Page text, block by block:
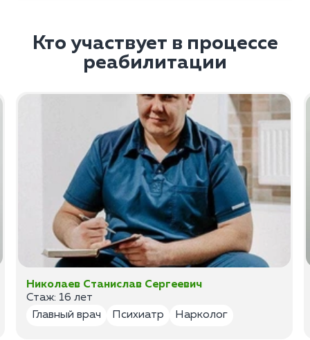
Кто участвует в процессе
реабилитации
Николаев Станислав Сергеевич
Стаж: 16 лет
Главный врач
Психиатр Нарколог